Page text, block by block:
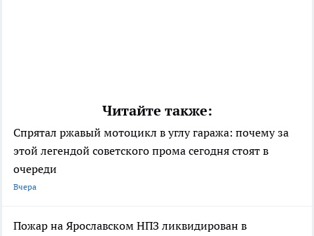
Читайте также:
Спрятал ржавый мотоцикл в углу гаража: почему за
этой легендой советского прома сегодня стоят в
очереди
Вчера
Пожар на Ярославском НПЗ ликвидирован в